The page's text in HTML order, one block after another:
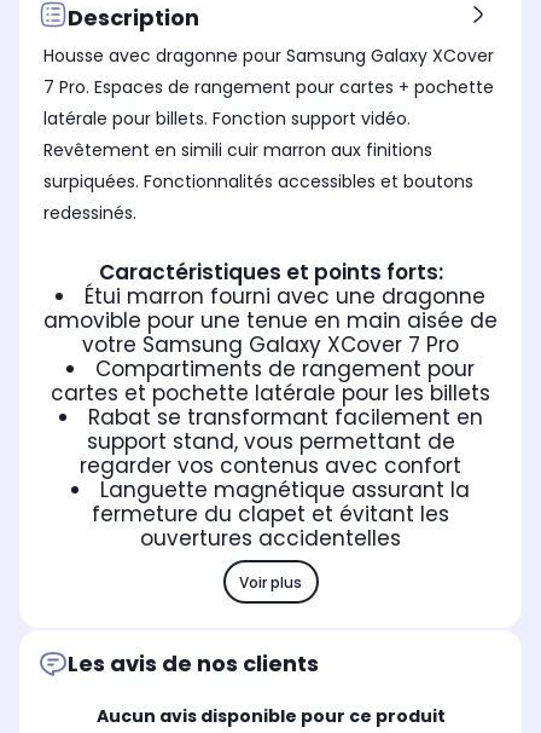
Description
Housse avec dragonne pour Samsung Galaxy XCover
7 Pro. Espaces de rangement pour cartes + pochette
latérale pour billets. Fonction support vidéo.
Revêtement en simili cuir marron aux finitions
surpiquées. Fonctionnalités accessibles et boutons
redessinés.
Caractéristiques et points forts:
Étui marron fourni avec une dragonne
amovible pour une tenue en main aisée de
votre Samsung Galaxy XCover 7 Pro
Compartiments de rangement pour
cartes et pochette latérale pour les billets
Rabat se transformant facilement en
support stand, vous permettant de
regarder vos contenus avec confort
Languette magnétique assurant la
fermeture du clapet et évitant les
ouvertures accidentelles
Voir plus
Les avis de nos clients
Aucun avis disponible pour ce produit